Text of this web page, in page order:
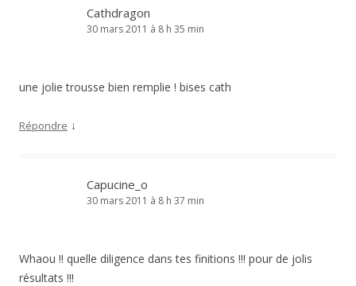
Cathdragon
30 mars 2011 à 8 h 35 min
une jolie trousse bien remplie ! bises cath
Répondre ↓
Capucine_o
30 mars 2011 à 8 h 37 min
Whaou !! quelle diligence dans tes finitions !!! pour de jolis
résultats !!!